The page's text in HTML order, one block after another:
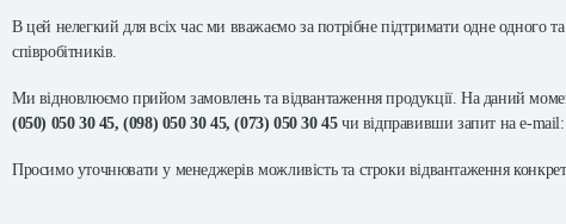
В цей нелегкий для всіх час ми вважаємо за потрібне підтримати одне одного
співробітників.
Ми відновлюємо прийом замовлень та відвантаження продукції. На даний
(050) 050 30 45, (098) 050 30 45, (073) 050 30 45чи відправивши запит на e-
Просимо уточнювати у менеджерів можливість та строки відвантаження